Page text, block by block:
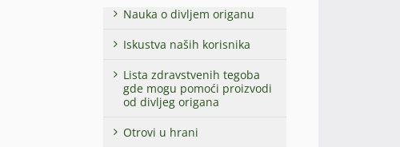
Nauka o divljem origanu
Iskustva naših korisnika
Lista zdravstvenih tegoba
gde mogu pomoći proizvodi
od divljeg origana
Otrovi u hrani